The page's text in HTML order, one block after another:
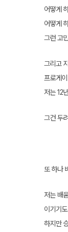
어떻게
어떻게
그런 고
그리고
프로게
저는 12
그건 두
또 하나
저는 배
이기기
하지만